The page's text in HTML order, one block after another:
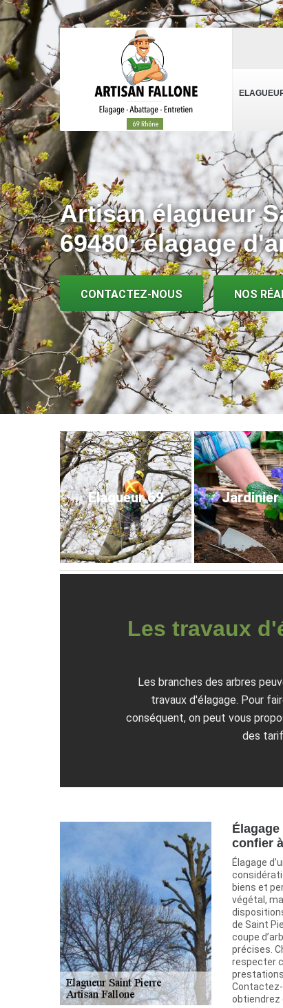
Artisan élagueur
69480: élagage
CONTACTEZ-NOUS NOS
Elagueur 69 Jardinier
Les travaux
Les branches des arbres
travaux d'élagage. Pour
conséquent, on peut vous
des
confier
Élagage
biens et
végétal,
de Saint
coupe
précises.
respecter
obtiendrez